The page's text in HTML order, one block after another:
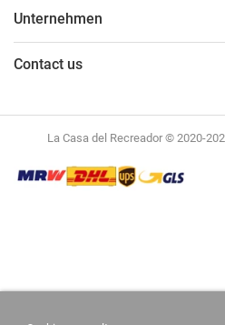
Unternehmen
Contact us
La Casa del Recreador © 2020-